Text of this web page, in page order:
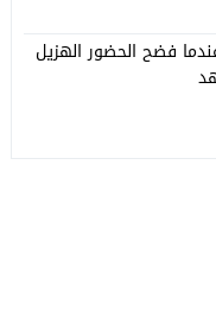
فضح الحضور الهزيل